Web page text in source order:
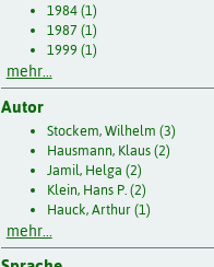
1984 (1)
1987 (1)
1999 (1)
mehr...
Autor
Stockem, Wilhelm (3)
Hausmann, Klaus (2)
Jamil, Helga (2)
Klein, Hans P. (2)
Hauck, Arthur (1)
mehr...